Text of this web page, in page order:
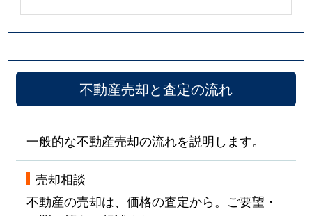
不動産売却と査定の流れ
一般的な不動産売却の流れを説明します。
売却相談
不動産の売却は、価格の査定から。ご要望・